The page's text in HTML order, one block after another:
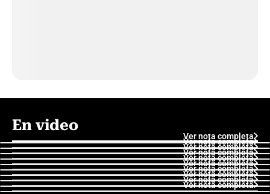
En video
Ver nota completa
Ver nota completa
Ver nota completa
Ver nota completa
Ver nota completa
Ver nota completa
Ver nota completa
Ver nota completa
Ver nota completa
Ver nota completa